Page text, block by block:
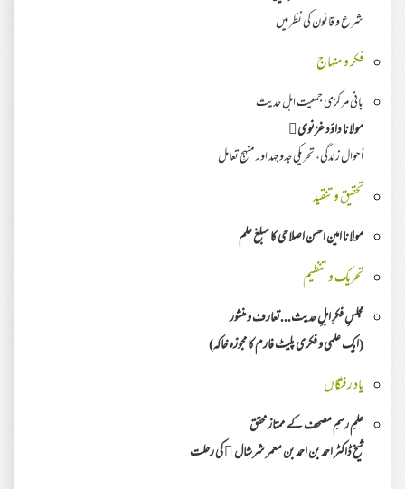
شرع و قانون کی نظر میں
فکر و منہاج
بانی مرکزی جمعیت اہل حدیث
مولانا داؤد غزنوی﷫
أحوال زندگی، تحریکی جدوجہد اور منہجِ تعامل
تحقیق وتنقید
مولانا امین احسن اصلاحی کا مبلغ علم
تحریک و تنظیم
مجلسِ فکرِ اہلِ حدیث...تعارف و منشور
(ایک علمی و فکری پلیٹ فارم کا مجوزہ خاکہ)
یاد رفتگاں
علمِ رسمِ مصحف کے ممتاز محقق
شیخ ڈاکٹر احمد بن احمد بن معمر شرشال ﷫ کی رحلت